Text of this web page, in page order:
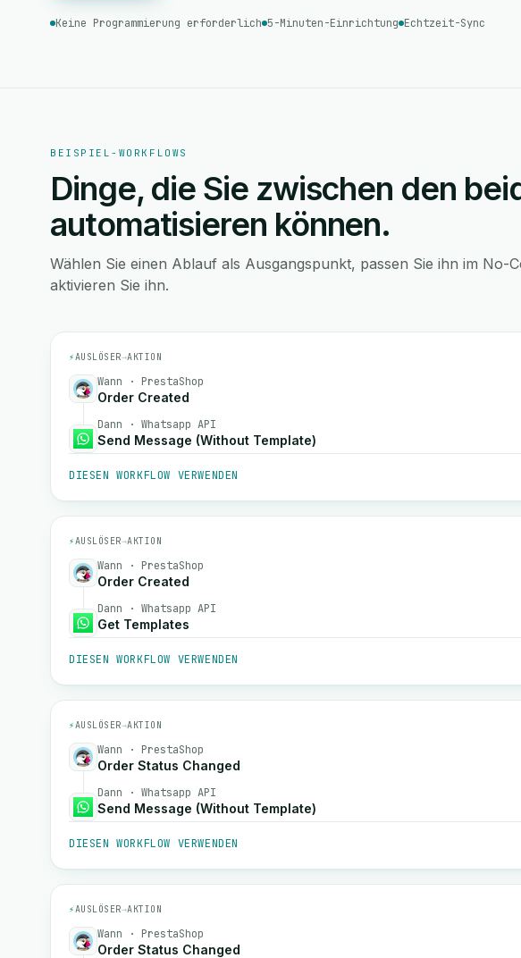
Keine Programmierung erforderlich 5-Minuten-Einrichtung Echtzeit-Sync
BEISPIEL-WORKFLOWS
Dinge, die Sie zwischen den
automatisieren können.
Wählen Sie einen Ablauf als Ausgangspunkt, passen Sie ihn im No-
aktivieren Sie ihn.
⚡AUSLÖSER→AKTION
Wann · PrestaShop
Order Created
Dann · Whatsapp API
Send Message (Without Template)
DIESEN WORKFLOW VERWENDEN
⚡AUSLÖSER→AKTION
Wann · PrestaShop
Order Created
Dann · Whatsapp API
Get Templates
DIESEN WORKFLOW VERWENDEN
⚡AUSLÖSER→AKTION
Wann · PrestaShop
Order Status Changed
Dann · Whatsapp API
Send Message (Without Template)
DIESEN WORKFLOW VERWENDEN
⚡AUSLÖSER→AKTION
Wann · PrestaShop
Order Status Changed